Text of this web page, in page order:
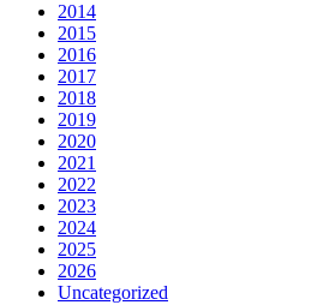
2014
2015
2016
2017
2018
2019
2020
2021
2022
2023
2024
2025
2026
Uncategorized